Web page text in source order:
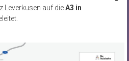
Leverkusen auf dieA3 in